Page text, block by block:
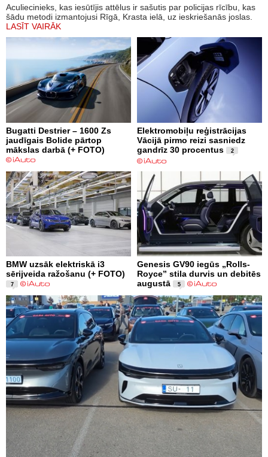
Aculiecinieks, kas iesūtījis attēlus ir sašutis par policijas rīcību, kas
šādu metodi izmantojusi Rīgā, Krasta ielā, uz ieskriešanās joslas.
LASĪT VAIRĀK
Bugatti Destrier – 1600 Zs
jaudīgais Bolide pārtop
mākslas darbā (+ FOTO)
Elektromobiļu reģistrācijas
Vācijā pirmo reizi sasniedz
gandrīz 30 procentus
2
BMW uzsāk elektriskā i3
sērijveida ražošanu (+ FOTO)
7
Genesis GV90 iegūs „Rolls-
Royce” stila durvis un debitēs
augustā
5